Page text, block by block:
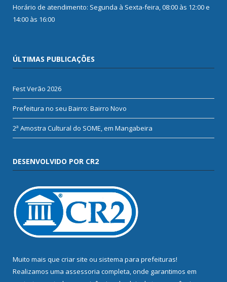
Horário de atendimento: Segunda à Sexta-feira, 08:00 às 12:00 e
14:00 às 16:00
ÚLTIMAS PUBLICAÇÕES
Fest Verão 2026
Prefeitura no seu Bairro: Bairro Novo
2ª Amostra Cultural do SOME, em Mangabeira
DESENVOLVIDO POR CR2
Muito mais que criar site ou sistema para prefeituras!
Realizamos uma assessoria completa, onde garantimos em